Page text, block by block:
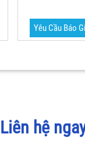
Yêu Cầu Báo
Liên hệ